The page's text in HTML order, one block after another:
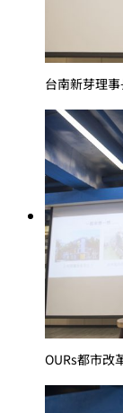
台南新芽理
OURs都市改